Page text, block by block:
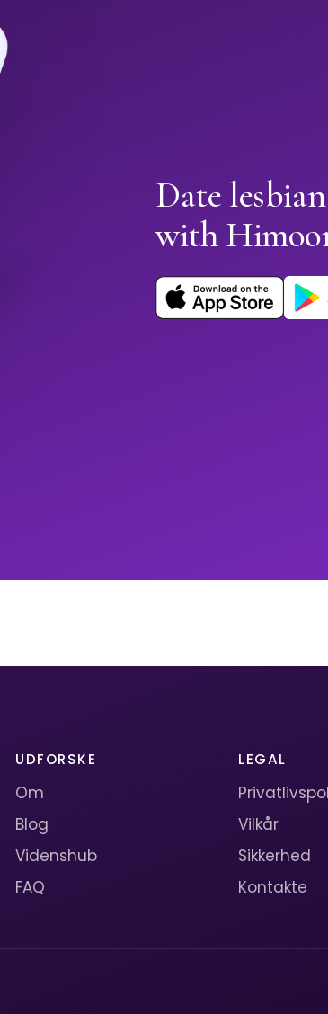
Date
with
UDFORSKE
Om
Blog
Videnshub
FAQ
LEGAL
Vilkår
Sikkerhed
Kontakte